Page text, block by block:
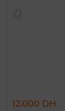
12.000 DH